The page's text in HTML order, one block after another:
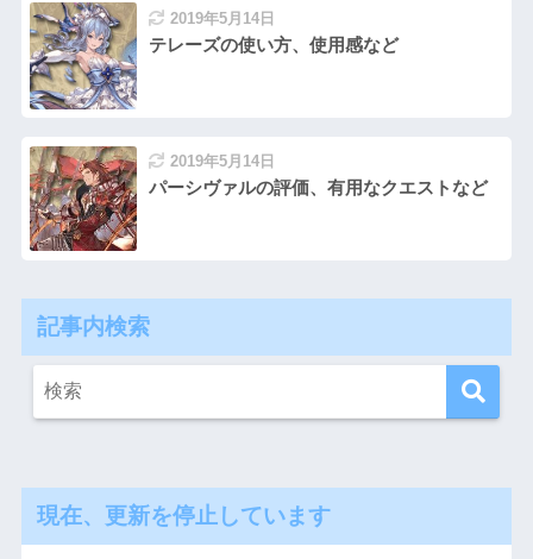
2019年5月14日
テレーズの使い方、使用感など
2019年5月14日
パーシヴァルの評価、有用なクエストなど
記事内検索
現在、更新を停止しています